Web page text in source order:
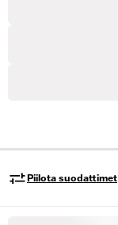
Piilota suodattimet